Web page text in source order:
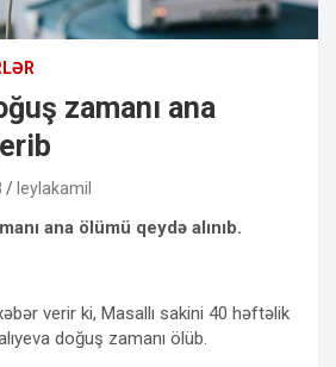
zamanı ana
leylakamil
ana ölümü qeydə alınıb.
verir ki, Masallı sakini 40 həftəlik
doğuş zamanı ölüb.